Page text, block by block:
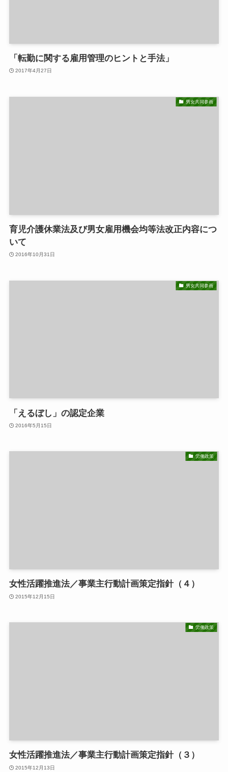
「転勤に関する雇用管理のヒントと手法」
2017年4月27日
男女共同参画
育児介護休業法及び男女雇用機会均等法改正内容につ
いて
2016年10月31日
男女共同参画
「えるぼし」の認定企業
2016年5月15日
労働政策
女性活躍推進法／事業主行動計画策定指針（４）
2015年12月15日
労働政策
女性活躍推進法／事業主行動計画策定指針（３）
2015年12月13日